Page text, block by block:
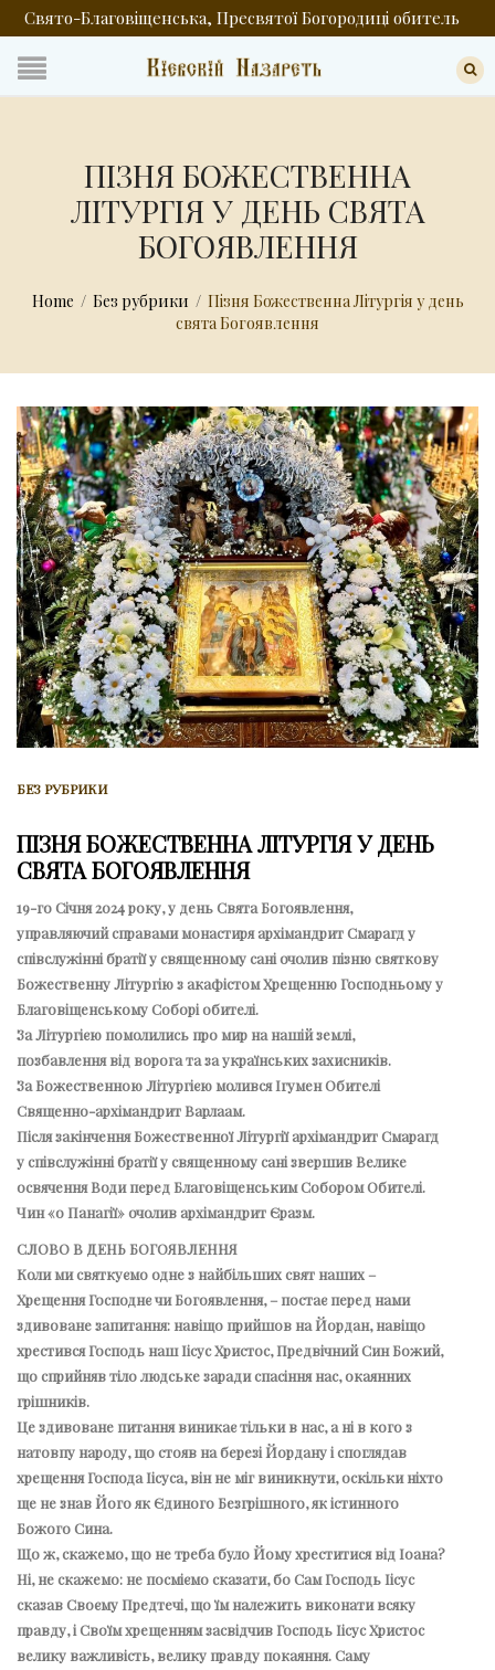
Свято-Благовіщенська, Пресвятої Богородиці обитель
ПІЗНЯ БОЖЕСТВЕННА
ЛІТУРГІЯ У ДЕНЬ СВЯТА
БОГОЯВЛЕННЯ
Home / Без рубрики / Пізня Божественна Літургія у день
свята Богоявлення
БЕЗ РУБРИКИ
ПІЗНЯ БОЖЕСТВЕННА ЛІТУРГІЯ У ДЕНЬ
СВЯТА БОГОЯВЛЕННЯ
19-го Січня 2024 року, у день Свята Богоявлення,
управляючий справами монастиря архімандрит Смарагд у
співслужінні братії у священному сані очолив пізню святкову
Божественну Літургію з акафістом Хрещенню Господньому у
Благовіщенському Соборі обителі.
За Літургією помолились про мир на нашій землі,
позбавлення від ворога та за українських захисників.
За Божественною Літургією молився Ігумен Обителі
Священно-архімандрит Варлаам.
Після закінчення Божественної Літургії архімандрит Смарагд
у співслужінні братії у священному сані звершив Велике
освячення Води перед Благовіщенським Собором Обителі.
Чин «о Панагії» очолив архімандрит Єразм.
СЛОВО В ДЕНЬ БОГОЯВЛЕННЯ
Коли ми святкуємо одне з найбільших свят наших –
Хрещення Господнє чи Богоявлення, – постає перед нами
здивоване запитання: навіщо прийшов на Йордан, навіщо
хрестився Господь наш Іісус Христос, Предвічний Син Божий,
що сприйняв тіло людське заради спасіння нас, окаянних
грішників.
Це здивоване питання виникає тільки в нас, а ні в кого з
натовпу народу, що стояв на березі Йордану і споглядав
хрещення Господа Іісуса, він не міг виникнути, оскільки ніхто
ще не знав Його як Єдиного Безгрішного, як істинного
Божого Сина.
Що ж, скажемо, що не треба було Йому хреститися від Іоана?
Ні, не скажемо: не посміємо сказати, бо Сам Господь Іісус
сказав Своєму Предтечі, що їм належить виконати всяку
правду, і Своїм хрещенням засвідчив Господь Іісус Христос
велику важливість, велику правду покаяння. Саму